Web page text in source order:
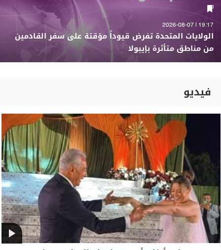
19:17 | 2026-08-07
الولايات المتحدة تفرض قيوداً مؤقتة على سفر القادمين
من مناطق متأثرة بإيبولا
فيديو